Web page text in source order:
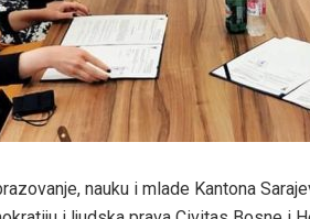
nauku i mlade Kantona